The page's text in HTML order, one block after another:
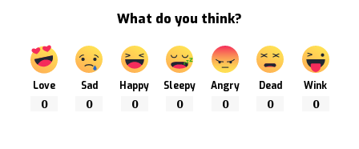
What do you think?
Love
0
Sad
0
Happy
0
Sleepy
0
Angry
0
Dead
0
Wink
0